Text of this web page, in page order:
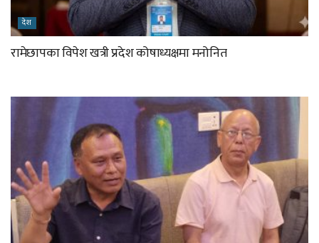
देश
रामेछापका विपेश खत्री प्रदेश कोषाध्यक्षमा मनोनित